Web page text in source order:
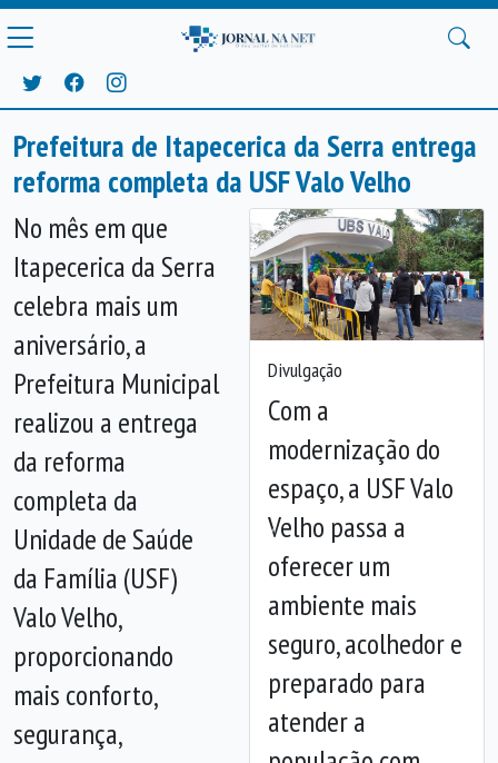
Prefeitura de Itapecerica da Serra entrega
reforma completa da USF Valo Velho
Divulgação
Com a
modernização do
espaço, a USF Valo
Velho passa a
oferecer um
ambiente mais
seguro, acolhedor e
preparado para
atender a
Anterior
No mês em que
Itapecerica da Serra
celebra mais um
aniversário, a
Prefeitura Municipal
realizou a entrega
da reforma
completa da
Unidade de Saúde
da Família (USF)
Valo Velho,
proporcionando
mais conforto,
segurança,